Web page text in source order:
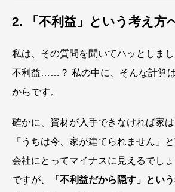
2. 「不利益」という考え方
私は、その質問を聞いてハッとしまし
不利益……？ 私の中に、そんな計算
からです。
確かに、資材が入手できなければ家は
「うちは今、家が建てられません」
会社にとってマイナスに見えるでしょ
ですが、
「不利益だから隠す」とい